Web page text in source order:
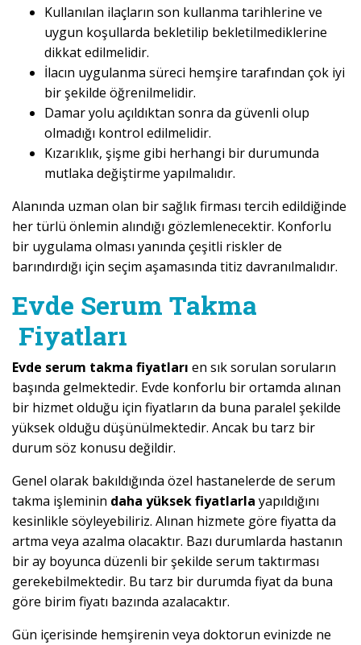
Kullanılan ilaçların son kullanma tarihlerine ve
uygun koşullarda bekletilip bekletilmediklerine
dikkat edilmelidir.
İlacın uygulanma süreci hemşire tarafından çok iyi
bir şekilde öğrenilmelidir.
Damar yolu açıldıktan sonra da güvenli olup
olmadığı kontrol edilmelidir.
Kızarıklık, şişme gibi herhangi bir durumunda
mutlaka değiştirme yapılmalıdır.
Alanında uzman olan bir sağlık firması tercih edildiğinde
her türlü önlemin alındığı gözlemlenecektir. Konforlu
bir uygulama olması yanında çeşitli riskler de
barındırdığı için seçim aşamasında titiz davranılmalıdır.
Evde Serum Takma
Fiyatları
Evde serum takma fiyatları en sık sorulan soruların
başında gelmektedir. Evde konforlu bir ortamda alınan
bir hizmet olduğu için fiyatların da buna paralel şekilde
yüksek olduğu düşünülmektedir. Ancak bu tarz bir
durum söz konusu değildir.
Genel olarak bakıldığında özel hastanelerde de serum
takma işleminin daha yüksek fiyatlarla yapıldığını
kesinlikle söyleyebiliriz. Alınan hizmete göre fiyatta da
artma veya azalma olacaktır. Bazı durumlarda hastanın
bir ay boyunca düzenli bir şekilde serum taktırması
gerekebilmektedir. Bu tarz bir durumda fiyat da buna
göre birim fiyatı bazında azalacaktır.
Gün içerisinde hemşirenin veya doktorun evinizde ne